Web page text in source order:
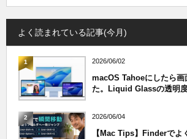
よく読まれている記事(今月)
1 2026/06/02
macOS Tahoeにしたら画
た。Liquid Glassの透明
2 2026/06/04
【Mac Tips】Finderでよ